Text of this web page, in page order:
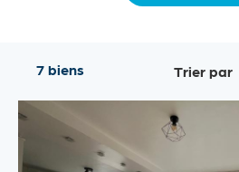
7 biens Trier par